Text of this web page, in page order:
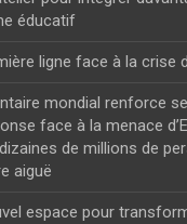
éducatif
ligne face à la crise
mondial renforce
face à la menace
de millions de
aiguë
espace pour